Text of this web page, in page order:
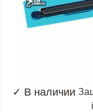
✓ В наличии